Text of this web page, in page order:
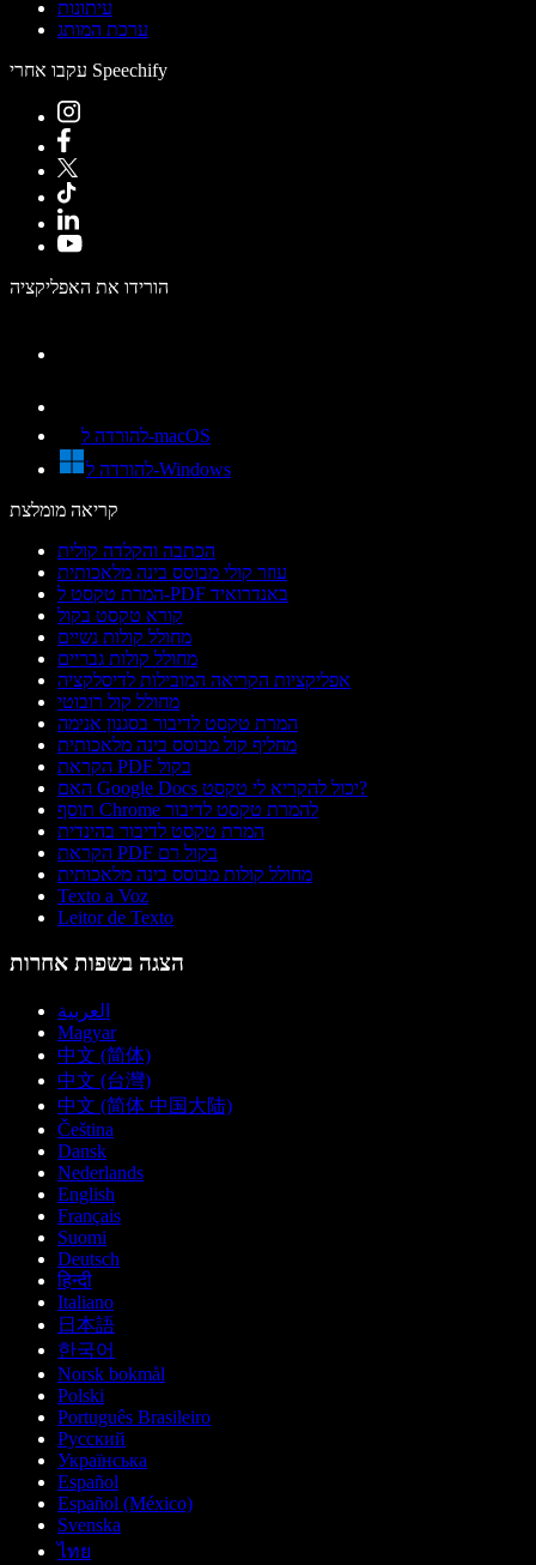
עיתונות
ערכת המותג
עקבו אחרי Speechify
הורידו את האפליקציה
להורדה ל-macOS
להורדה ל-Windows
קריאה מומלצת
הכתבה והקלדה קולית
עוזר קולי מבוסס בינה מלאכותית
המרת טקסט ל-PDF באנדרואיד
קורא טקסט בקול
מחולל קולות נשיים
מחולל קולות גבריים
אפליקציות הקריאה המובילות לדיסלקציה
מחולל קול רובוטי
המרת טקסט לדיבור בסגנון אנימה
מחליף קול מבוסס בינה מלאכותית
הקראת PDF בקול
האם Google Docs יכול להקריא לי טקסט?
תוסף Chrome להמרת טקסט לדיבור
המרת טקסט לדיבור בהינדית
הקראת PDF בקול רם
מחולל קולות מבוסס בינה מלאכותית
Texto a Voz
Leitor de Texto
הצגה בשפות אחרות
العربية
Magyar
中文 (简体)
中文 (台灣)
中文 (简体 中国大陆)
Čeština
Dansk
Nederlands
English
Français
Suomi
Deutsch
हिन्दी
Italiano
日本語
한국어
Norsk bokmål
Polski
Português Brasileiro
Русский
Українська
Español
Español (México)
Svenska
ไทย